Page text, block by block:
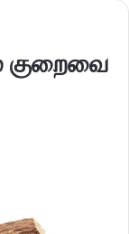
குறைவை